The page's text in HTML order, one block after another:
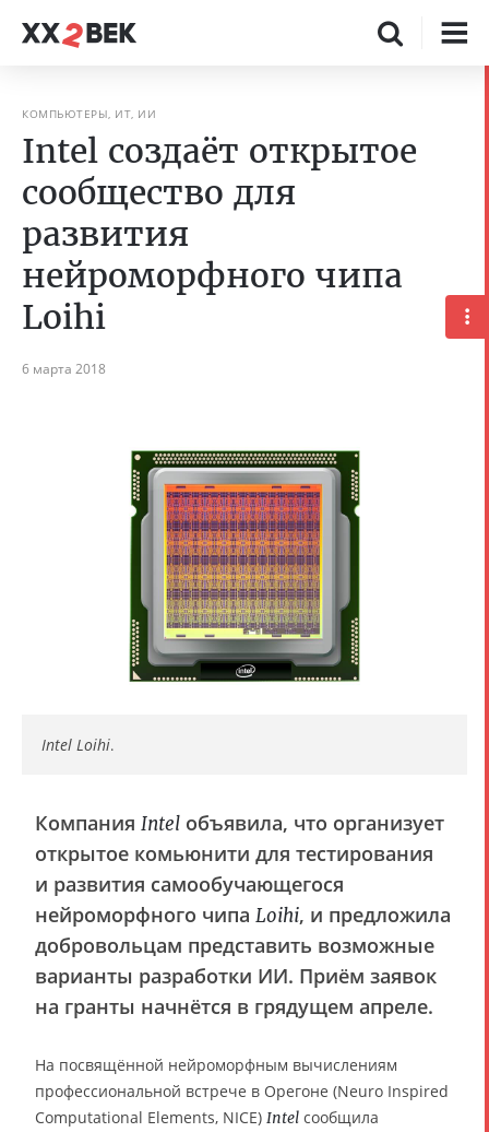
КОМПЬЮТЕРЫ, ИТ, ИИ
Intel создаёт открытое
сообщество для
развития
нейроморфного чипа
Loihi
6 марта 2018
Intel Loihi.
Компания Intel объявила, что организует
открытое комьюнити для тестирования
и развития самообучающегося
нейроморфного чипа Loihi, и предложила
добровольцам представить возможные
варианты разработки ИИ. Приём заявок
на гранты начнётся в грядущем апреле.
На посвящённой нейроморфным вычислениям
профессиональной встрече в Орегоне (Neuro Inspired
Computational Elements, NICE) Intel сообщила